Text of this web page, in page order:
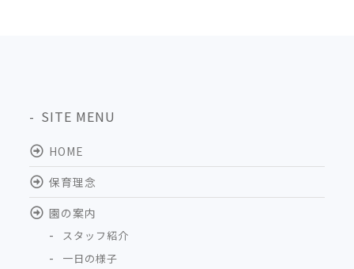
SITE MENU
HOME
保育理念
園の案内
スタッフ紹介
一日の様子